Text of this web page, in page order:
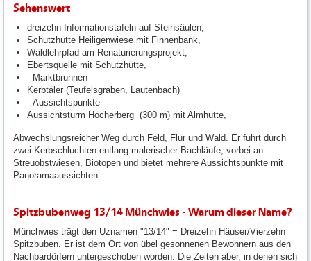
Sehenswert
dreizehn Informationstafeln auf Steinsäulen,
Schutzhütte Heiligenwiese mit Finnenbank,
Waldlehrpfad am Renaturierungsprojekt,
Ebertsquelle mit Schutzhütte,
Marktbrunnen
Kerbtäler (Teufelsgraben, Lautenbach)
Aussichtspunkte
Aussichtsturm Höcherberg (300 m) mit Almhütte,
Abwechslungsreicher Weg durch Feld, Flur und Wald. Er führt durch
zwei Kerbschluchten entlang malerischer Bachläufe, vorbei an
Streuobstwiesen, Biotopen und bietet mehrere Aussichtspunkte mit
Panoramaaussichten.
Spitzbubenweg 13/14 Münchwies - Warum dieser Name?
Münchwies trägt den Uznamen "13/14" = Dreizehn Häuser/Vierzehn
Spitzbuben. Er ist dem Ort von übel gesonnenen Bewohnern aus den
Nachbardörfern untergeschoben worden. Die Zeiten aber, in denen sich